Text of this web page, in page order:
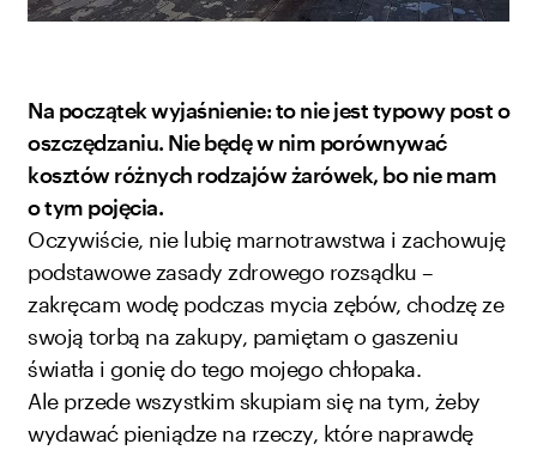
Na początek wyjaśnienie: to nie jest typowy post o
oszczędzaniu. Nie będę w nim porównywać
kosztów różnych rodzajów żarówek, bo nie mam
o tym pojęcia.
Oczywiście, nie lubię marnotrawstwa i zachowuję
podstawowe zasady zdrowego rozsądku –
zakręcam wodę podczas mycia zębów, chodzę ze
swoją torbą na zakupy, pamiętam o gaszeniu
światła i gonię do tego mojego chłopaka.
Ale przede wszystkim skupiam się na tym, żeby
wydawać pieniądze na rzeczy, które naprawdę